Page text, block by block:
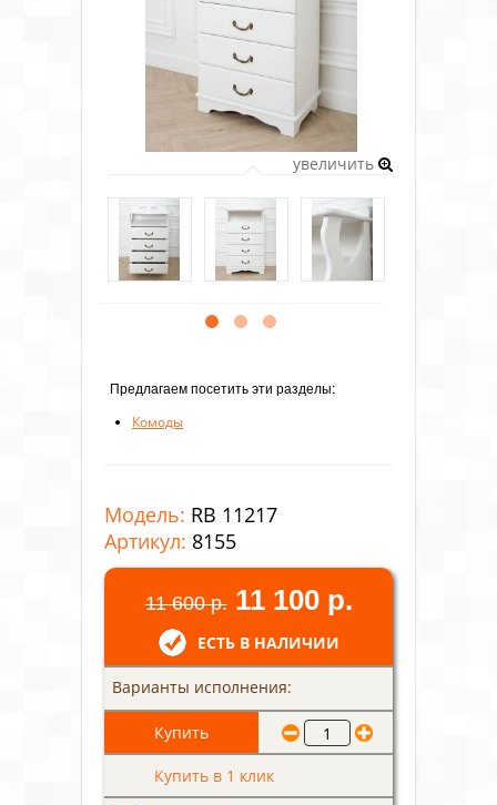
увеличить
Предлагаем посетить эти разделы:
Комоды
Модель: RB 11217
Артикул: 8155
11 600 р. 11 100 р.
ЕСТЬ В НАЛИЧИИ
Варианты исполнения:
Купить в 1 клик